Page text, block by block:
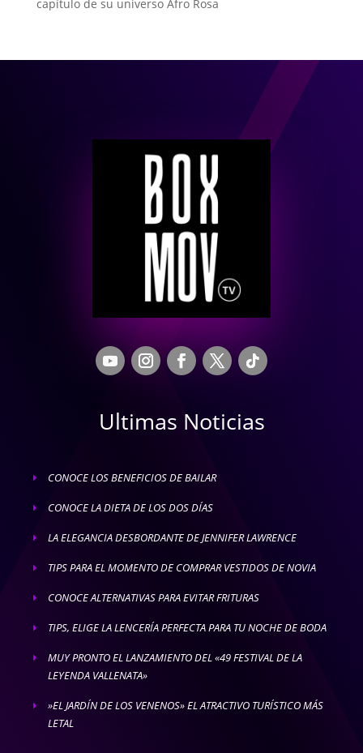
capítulo de su universo Afro Rosa
Ultimas Noticias
E CONOCE LOS BENEFICIOS DE BAILAR
E CONOCE LA DIETA DE LOS DOS DÍAS
E LA ELEGANCIA DESBORDANTE DE JENNIFER LAWRENCE
E TIPS PARA EL MOMENTO DE COMPRAR VESTIDOS DE NOVIA
E CONOCE ALTERNATIVAS PARA EVITAR FRITURAS
E TIPS, ELIGE LA LENCERÍA PERFECTA PARA TU NOCHE DE BODA
E
MUY PRONTO EL LANZAMIENTO DEL «49 FESTIVAL DE LA
LEYENDA VALLENATA»
E
»EL JARDÍN DE LOS VENENOS» EL ATRACTIVO TURÍSTICO MÁS
LETAL